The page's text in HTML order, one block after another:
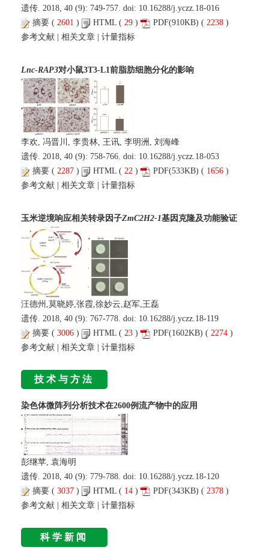
遗传. 2018, 40 (9): 749-757. doi: 10.16288/j.yczz.18-016
摘要 ( 2601 ) HTML ( 29 ) PDF(910KB) ( 2238 )
参考文献
相关文章 计量指标
Lnc-RAP3对小鼠3T3-L1前脂肪细胞分化的影响
李欢, 冯晋川, 李贵林, 王讯, 李明洲, 刘海峰
遗传. 2018, 40 (9): 758-766. doi: 10.16288/j.yczz.18-053
摘要 ( 2287 ) HTML ( 22 ) PDF(533KB) ( 1656 )
参考文献
相关文章 计量指标
玉米逆境响应相关转录因子ZmC2H2-1基因克隆及功能验证
汪德州,莫晓婷,张霞,徐妙云,赵军,王磊
遗传. 2018, 40 (9): 767-778. doi: 10.16288/j.yczz.18-119
摘要 ( 3006 ) HTML ( 23 ) PDF(1602KB) ( 2274 )
参考文献
相关文章 计量指标
技术与方法
染色体微阵列分析技术在2600例流产物中的应用
彭继苹, 袁海明
遗传. 2018, 40 (9): 779-788. doi: 10.16288/j.yczz.18-120
摘要 ( 3037 ) HTML ( 14 ) PDF(343KB) ( 2378 )
参考文献 | 相关文章 | 计量指标
科学新闻